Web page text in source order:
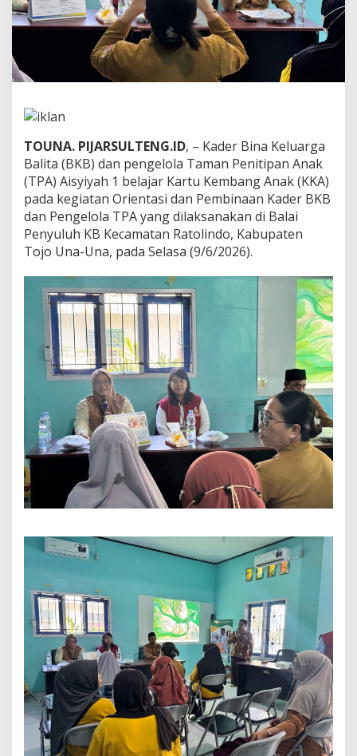
T
P
A
T
o
u
e
l
a
j
a
r
K
K
A
TOUNA. PIJARSULTENG.ID, – Kader Bina Keluarga
Balita (BKB) dan pengelola Taman Penitipan Anak
(TPA) Aisyiyah 1 belajar Kartu Kembang Anak (KKA)
pada kegiatan Orientasi dan Pembinaan Kader BKB
dan Pengelola TPA yang dilaksanakan di Balai
Penyuluh KB Kecamatan Ratolindo, Kabupaten
Tojo Una-Una, pada Selasa (9/6/2026).